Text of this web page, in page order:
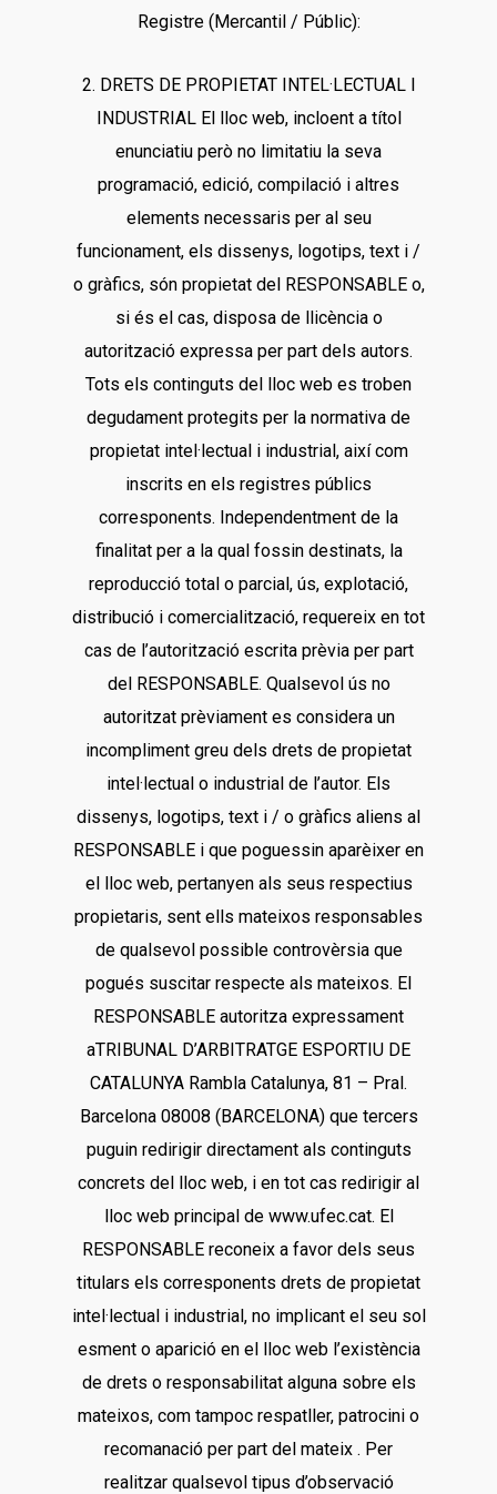
Registre (Mercantil / Públic):
2. DRETS DE PROPIETAT INTEL·LECTUAL I
INDUSTRIAL El lloc web, incloent a títol
enunciatiu però no limitatiu la seva
programació, edició, compilació i altres
elements necessaris per al seu
funcionament, els dissenys, logotips, text i /
o gràfics, són propietat del RESPONSABLE o,
si és el cas, disposa de llicència o
autorització expressa per part dels autors.
Tots els continguts del lloc web es troben
degudament protegits per la normativa de
propietat intel·lectual i industrial, així com
inscrits en els registres públics
corresponents. Independentment de la
finalitat per a la qual fossin destinats, la
reproducció total o parcial, ús, explotació,
distribució i comercialització, requereix en tot
cas de l’autorització escrita prèvia per part
del RESPONSABLE. Qualsevol ús no
autoritzat prèviament es considera un
incompliment greu dels drets de propietat
intel·lectual o industrial de l’autor. Els
dissenys, logotips, text i / o gràfics aliens al
RESPONSABLE i que poguessin aparèixer en
el lloc web, pertanyen als seus respectius
propietaris, sent ells mateixos responsables
de qualsevol possible controvèrsia que
pogués suscitar respecte als mateixos. El
RESPONSABLE autoritza expressament
aTRIBUNAL D’ARBITRATGE ESPORTIU DE
CATALUNYA Rambla Catalunya, 81 – Pral.
Barcelona 08008 (BARCELONA) que tercers
puguin redirigir directament als continguts
concrets del lloc web, i en tot cas redirigir al
lloc web principal de www.ufec.cat. El
RESPONSABLE reconeix a favor dels seus
titulars els corresponents drets de propietat
intel·lectual i industrial, no implicant el seu sol
esment o aparició en el lloc web l’existència
de drets o responsabilitat alguna sobre els
mateixos, com tampoc respatller, patrocini o
recomanació per part del mateix . Per
realitzar qualsevol tipus d’observació